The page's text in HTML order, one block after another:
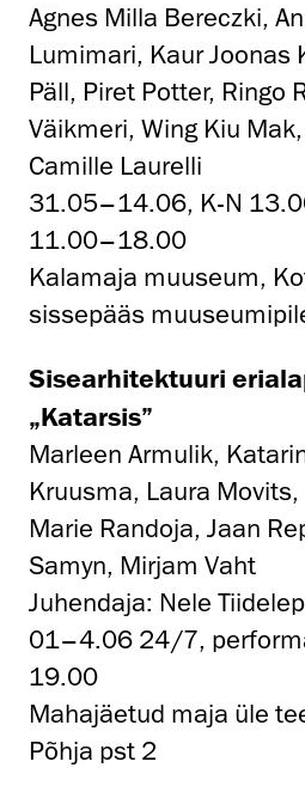
Agnes Milla Bereczki,
Lumimari, Kaur Joonas
Päll, Piret Potter, Ringo
Väikmeri, Wing Kiu
Camille Laurelli
31.05–14.06, K-N
11.00–18.00
Kalamaja muuseum,
sissepääs
Sisearhitektuuri
„Katarsis”
Marleen Armulik,
Kruusma, Laura
Marie Randoja, Jaan
Samyn, Mirjam Vaht
Juhendaja: Nele
01–4.06 24/7,
19.00
Mahajäetud maja üle
Põhja pst 2